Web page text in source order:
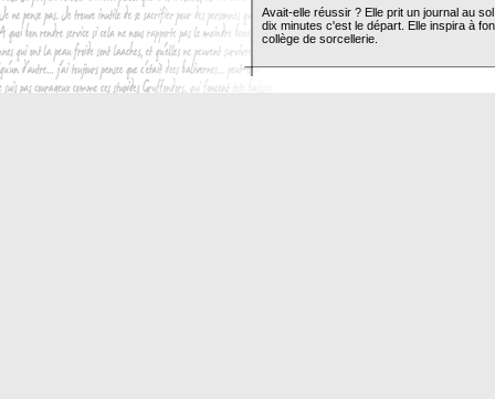
Avait-elle réussir ? Elle prit un journal au
dix minutes c'est le départ. Elle inspira à
collège de sorcellerie.